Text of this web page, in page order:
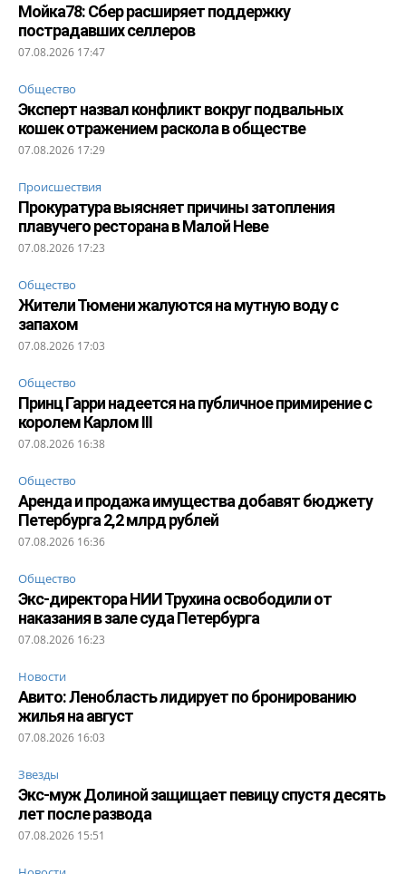
Мойка78: Сбер расширяет поддержку
пострадавших селлеров
07.08.2026 17:47
Общество
Эксперт назвал конфликт вокруг подвальных
кошек отражением раскола в обществе
07.08.2026 17:29
Происшествия
Прокуратура выясняет причины затопления
плавучего ресторана в Малой Неве
07.08.2026 17:23
Общество
Жители Тюмени жалуются на мутную воду с
запахом
07.08.2026 17:03
Общество
Принц Гарри надеется на публичное примирение с
королем Карлом III
07.08.2026 16:38
Общество
Аренда и продажа имущества добавят бюджету
Петербурга 2,2 млрд рублей
07.08.2026 16:36
Общество
Экс-директора НИИ Трухина освободили от
наказания в зале суда Петербурга
07.08.2026 16:23
Новости
Авито: Ленобласть лидирует по бронированию
жилья на август
07.08.2026 16:03
Звезды
Экс-муж Долиной защищает певицу спустя десять
лет после развода
07.08.2026 15:51